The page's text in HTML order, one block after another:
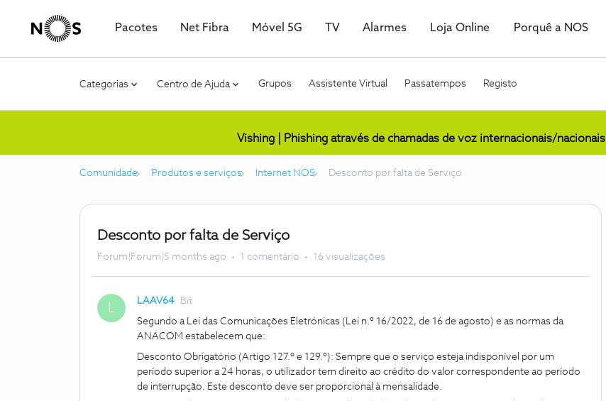
Pacotes Net Fibra Móvel 5G TV Alarmes Loja Online Porquê a NOS
Categorias Centro de Ajuda Grupos Assistente Virtual Passatempos Registo
Vishing | Phishing através de chamadas de voz internacionais/nacionais
Comunidade Produtos e serviços Internet NOS Desconto por falta de Serviço
Desconto por falta de Serviço
Forum|Forum|5 months ago 1 comentário 16 visualizações
L LAAV64 Bit
Segundo a Lei das Comunicações Eletrónicas (Lei n.º 16/2022, de 16 de agosto) e as normas da
ANACOM estabelecem que:
​Desconto Obrigatório (Artigo 127.º e 129.º): Sempre que o serviço esteja indisponível por um
período superior a 24 horas, o utilizador tem direito ao crédito do valor correspondente ao período
de interrupção. Este desconto deve ser proporcional à mensalidade.